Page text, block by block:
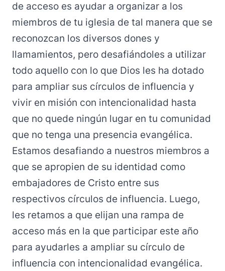
de acceso es ayudar a organizar a los
miembros de tu iglesia de tal manera que se
reconozcan los diversos dones y
llamamientos, pero desafiándoles a utilizar
todo aquello con lo que Dios les ha dotado
para ampliar sus círculos de influencia y
vivir en misión con intencionalidad hasta
que no quede ningún lugar en tu comunidad
que no tenga una presencia evangélica.
Estamos desafiando a nuestros miembros a
que se apropien de su identidad como
embajadores de Cristo entre sus
respectivos círculos de influencia. Luego,
les retamos a que elijan una rampa de
acceso más en la que participar este año
para ayudarles a ampliar su círculo de
influencia con intencionalidad evangélica.